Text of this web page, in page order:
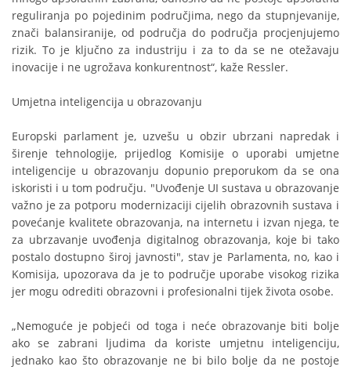
reguliranja po pojedinim područjima, nego da stupnjevanije,
znači balansiranije, od područja do područja procjenjujemo
rizik. To je ključno za industriju i za to da se ne otežavaju
inovacije i ne ugrožava konkurentnost“, kaže Ressler.
Umjetna inteligencija u obrazovanju
Europski parlament je, uzvešu u obzir ubrzani napredak i
širenje tehnologije, prijedlog Komisije o uporabi umjetne
inteligencije u obrazovanju dopunio preporukom da se ona
iskoristi i u tom području. "Uvođenje UI sustava u obrazovanje
važno je za potporu modernizaciji cijelih obrazovnih sustava i
povećanje kvalitete obrazovanja, na internetu i izvan njega, te
za ubrzavanje uvođenja digitalnog obrazovanja, koje bi tako
postalo dostupno široj javnosti", stav je Parlamenta, no, kao i
Komisija, upozorava da je to područje uporabe visokog rizika
jer mogu odrediti obrazovni i profesionalni tijek života osobe.
„Nemoguće je pobjeći od toga i neće obrazovanje biti bolje
ako se zabrani ljudima da koriste umjetnu inteligenciju,
jednako kao što obrazovanje ne bi bilo bolje da ne postoje